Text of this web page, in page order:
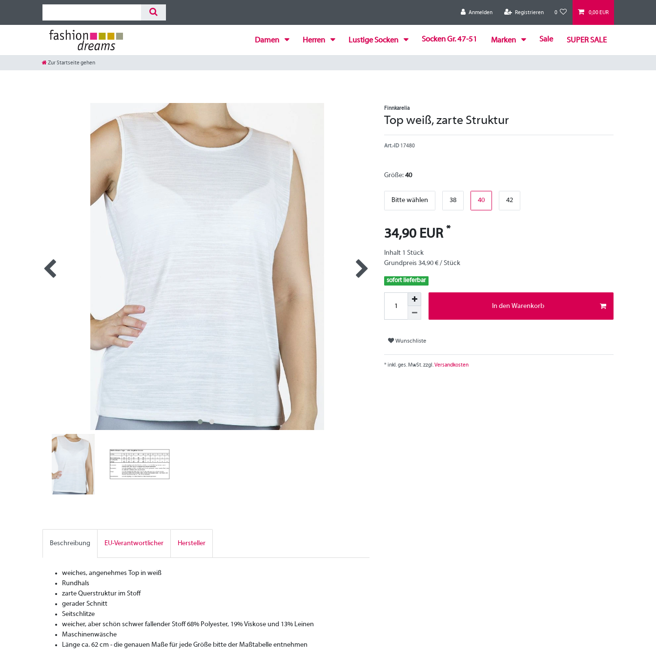
Anmelden Registrieren 0 0,00 EUR
Damen Herren Lustige Socken Socken Gr. 47-51 Marken Sale SUPER SALE
Zur Startseite gehen
Finnkarelia
Top weiß, zarte Struktur
Art.-ID 17480
Größe: 40
Bitte wählen 38 40 42
34,90 EUR *
Inhalt 1 Stück
Grundpreis 34,90 € / Stück
sofort lieferbar
In den Warenkorb
Wunschliste
* inkl. ges. MwSt. zzgl.Versandkosten
Beschreibung EU-Verantwortlicher Hersteller
weiches, angenehmes Top in weiß
Rundhals
zarte Querstruktur im Stoff
gerader Schnitt
Seitschlitze
weicher, aber schön schwer fallender Stoff 68% Polyester, 19% Viskose und 13% Leinen
Maschinenwäsche
Länge ca. 62 cm - die genauen Maße für jede Größe bitte der Maßtabelle entnehmen